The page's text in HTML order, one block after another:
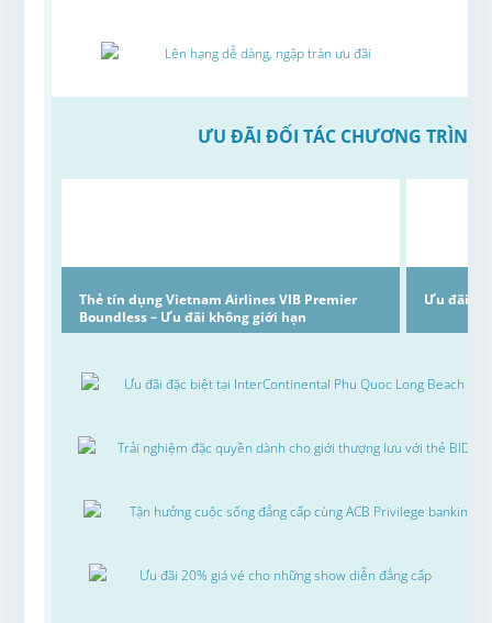
Lên hạng dễ dàng, ngập tràn ưu đãi
ƯU ĐÃI ĐỐI TÁC CHƯƠNG TRÌNH
Thẻ tín dụng Vietnam Airlines VIB Premier
Boundless – Ưu đãi không giới hạn
Ưu đãi
Ưu đãi đặc biệt tại InterContinental Phu Quoc Long Beach
Trải nghiệm đặc quyền dành cho giới thượng lưu với thẻ BIDV
Tận hưởng cuộc sống đẳng cấp cùng ACB Privilege banking
Ưu đãi 20% giá vé cho những show diễn đẳng cấp